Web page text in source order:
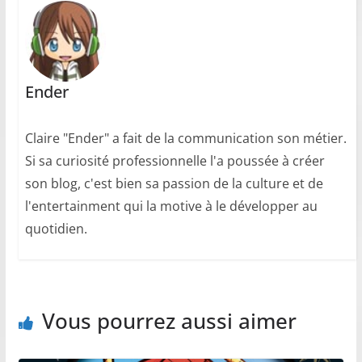
Ender
Claire "Ender" a fait de la communication son métier.
Si sa curiosité professionnelle l'a poussée à créer
son blog, c'est bien sa passion de la culture et de
l'entertainment qui la motive à le développer au
quotidien.
Vous pourrez aussi aimer